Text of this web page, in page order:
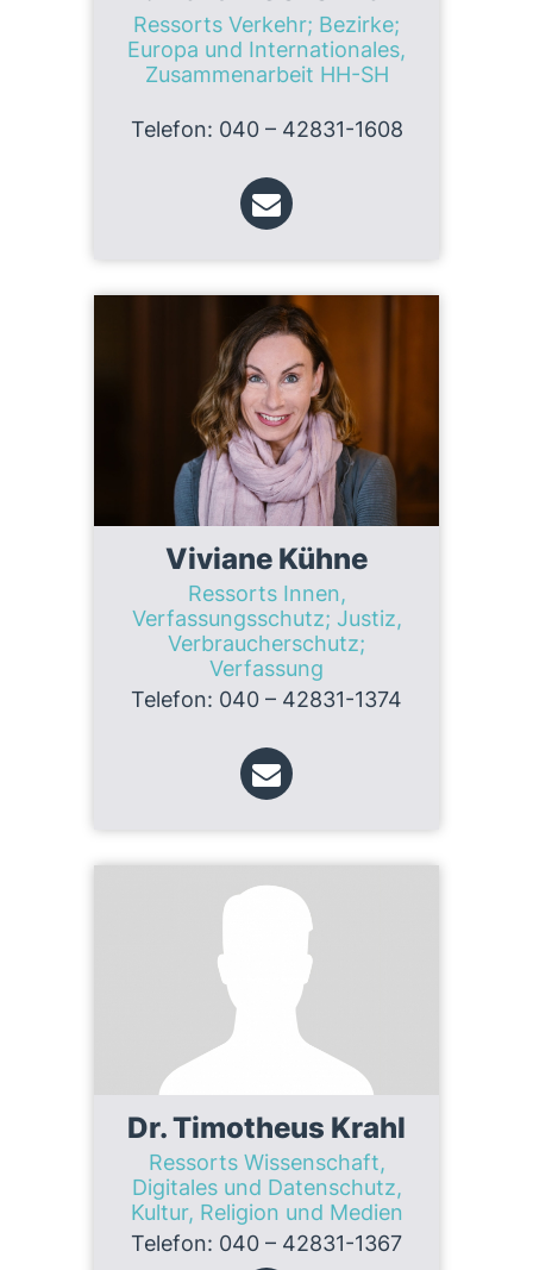
Ressorts Verkehr; Bezirke;
Europa und Internationales,
Zusammenarbeit HH-SH
Telefon: 040 – 42831-1608
Viviane Kühne
Ressorts Innen,
Verfassungsschutz; Justiz,
Ver­brauch­er­schutz;
Verfassung
Telefon: 040 – 42831-1374
Dr. Timotheus Krahl
Ressorts Wissenschaft,
Digitales und Datenschutz,
Kultur, Religion und Medien
Telefon: 040 – 42831-1367